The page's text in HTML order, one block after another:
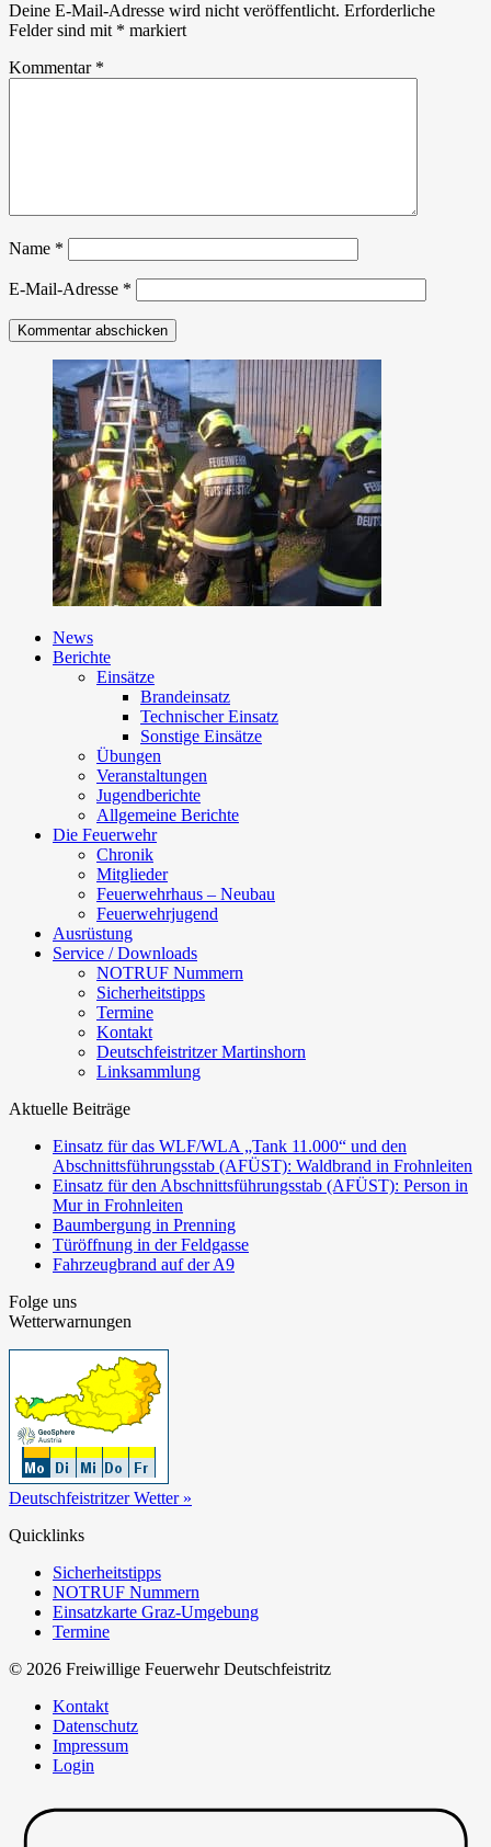
Deine E-Mail-Adresse wird nicht veröffentlicht. Erforderliche
Felder sind mit * markiert
Kommentar *
Name *
E-Mail-Adresse *
News
Berichte
Einsätze
Brandeinsatz
Technischer Einsatz
Sonstige Einsätze
Übungen
Veranstaltungen
Jugendberichte
Allgemeine Berichte
Die Feuerwehr
Chronik
Mitglieder
Feuerwehrhaus – Neubau
Feuerwehrjugend
Ausrüstung
Service / Downloads
NOTRUF Nummern
Sicherheitstipps
Termine
Kontakt
Deutschfeistritzer Martinshorn
Linksammlung
Aktuelle Beiträge
Einsatz für das WLF/WLA „Tank 11.000“ und den
Abschnittsführungsstab (AFÜST): Waldbrand in Frohnleiten
Einsatz für den Abschnittsführungsstab (AFÜST): Person in
Mur in Frohnleiten
Baumbergung in Prenning
Türöffnung in der Feldgasse
Fahrzeugbrand auf der A9
Folge uns
Wetterwarnungen
Deutschfeistritzer Wetter »
Quicklinks
Sicherheitstipps
NOTRUF Nummern
Einsatzkarte Graz-Umgebung
Termine
© 2026 Freiwillige Feuerwehr Deutschfeistritz
Kontakt
Datenschutz
Impressum
Login